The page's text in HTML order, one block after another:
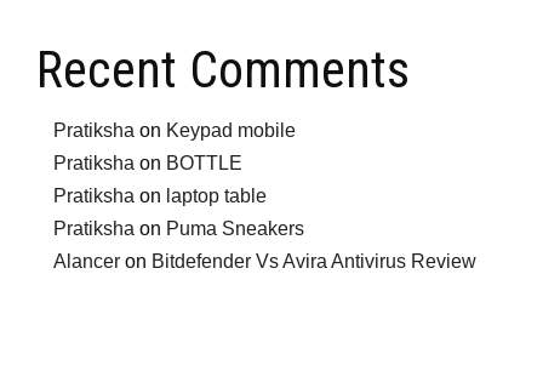
Recent Comments
Pratiksha on Keypad mobile
Pratiksha on BOTTLE
Pratiksha on laptop table
Pratiksha on Puma Sneakers
Alancer on Bitdefender Vs Avira Antivirus Review